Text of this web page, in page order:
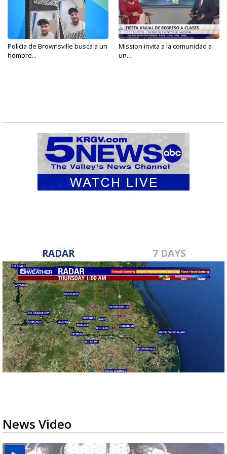
Policía de Brownsville busca a un
hombre...
Mission invita a la comunidad a
un...
RADAR 7 DAYS
News Video